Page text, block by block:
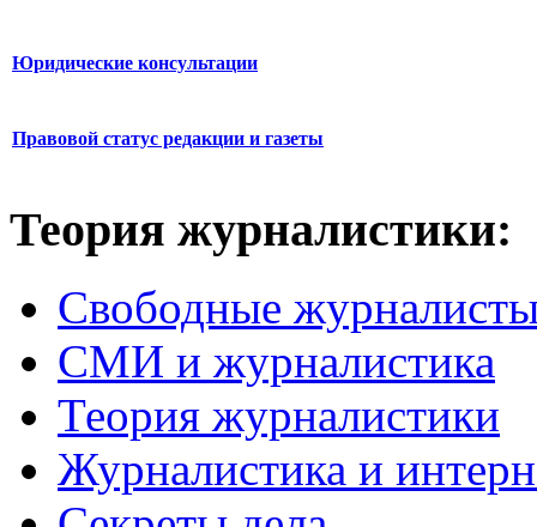
Юридические консультации
Правовой статус редакции и газеты
Теория журналистики:
Свободные
СМИ и журналистика
Теория журналистики
Журналистика и